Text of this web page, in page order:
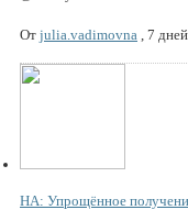
От julia.vadimovna 7
НА: Упрощённое